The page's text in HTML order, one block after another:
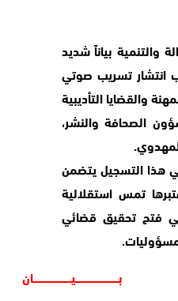
والتنمية بياناً شديد
انتشار تسريب صوتي
والقضايا التأديبية
الصحافة والنشر،
هذا التسجيل يتضمن
تمس استقلالية
فتح تحقيق قضائي
بـــــــــــــــــــــــــــيــــــــــــــــــــــــان